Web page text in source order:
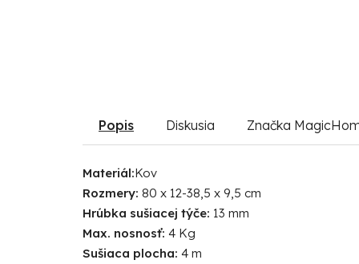
Popis Diskusia Značka
Materiál:Kov
Rozmery: 80 x 12-38,5 x 9,5 cm
Hrúbka sušiacej týče: 13 mm
Max. nosnosť: 4 Kg
Sušiaca plocha: 4 m